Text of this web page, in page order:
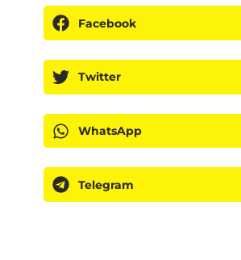
Facebook
Twitter
WhatsApp
Telegram